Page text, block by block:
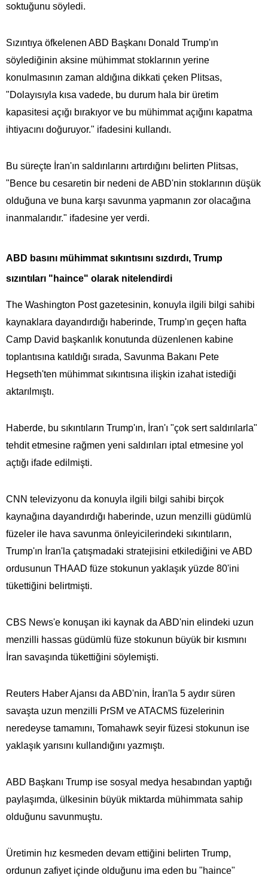
soktuğunu söyledi.
Sızıntıya öfkelenen ABD Başkanı Donald Trump'ın
söylediğinin aksine mühimmat stoklarının yerine
konulmasının zaman aldığına dikkati çeken Plitsas,
"Dolayısıyla kısa vadede, bu durum hala bir üretim
kapasitesi açığı bırakıyor ve bu mühimmat açığını kapatma
ihtiyacını doğuruyor." ifadesini kullandı.
Bu süreçte İran'ın saldırılarını artırdığını belirten Plitsas,
"Bence bu cesaretin bir nedeni de ABD'nin stoklarının düşük
olduğuna ve buna karşı savunma yapmanın zor olacağına
inanmalarıdır." ifadesine yer verdi.
ABD basını mühimmat sıkıntısını sızdırdı, Trump
sızıntıları "haince" olarak nitelendirdi
The Washington Post gazetesinin, konuyla ilgili bilgi sahibi
kaynaklara dayandırdığı haberinde, Trump'ın geçen hafta
Camp David başkanlık konutunda düzenlenen kabine
toplantısına katıldığı sırada, Savunma Bakanı Pete
Hegseth'ten mühimmat sıkıntısına ilişkin izahat istediği
aktarılmıştı.
Haberde, bu sıkıntıların Trump'ın, İran'ı "çok sert saldırılarla"
tehdit etmesine rağmen yeni saldırıları iptal etmesine yol
açtığı ifade edilmişti.
CNN televizyonu da konuyla ilgili bilgi sahibi birçok
kaynağına dayandırdığı haberinde, uzun menzilli güdümlü
füzeler ile hava savunma önleyicilerindeki sıkıntıların,
Trump'ın İran'la çatışmadaki stratejisini etkilediğini ve ABD
ordusunun THAAD füze stokunun yaklaşık yüzde 80'ini
tükettiğini belirtmişti.
CBS News'e konuşan iki kaynak da ABD'nin elindeki uzun
menzilli hassas güdümlü füze stokunun büyük bir kısmını
İran savaşında tükettiğini söylemişti.
Reuters Haber Ajansı da ABD'nin, İran'la 5 aydır süren
savaşta uzun menzilli PrSM ve ATACMS füzelerinin
neredeyse tamamını, Tomahawk seyir füzesi stokunun ise
yaklaşık yarısını kullandığını yazmıştı.
ABD Başkanı Trump ise sosyal medya hesabından yaptığı
paylaşımda, ülkesinin büyük miktarda mühimmata​​​​​​​ sahip
olduğunu savunmuştu.
Üretimin hız kesmeden devam ettiğini belirten Trump,
ordunun zafiyet içinde olduğunu ima eden bu "haince"